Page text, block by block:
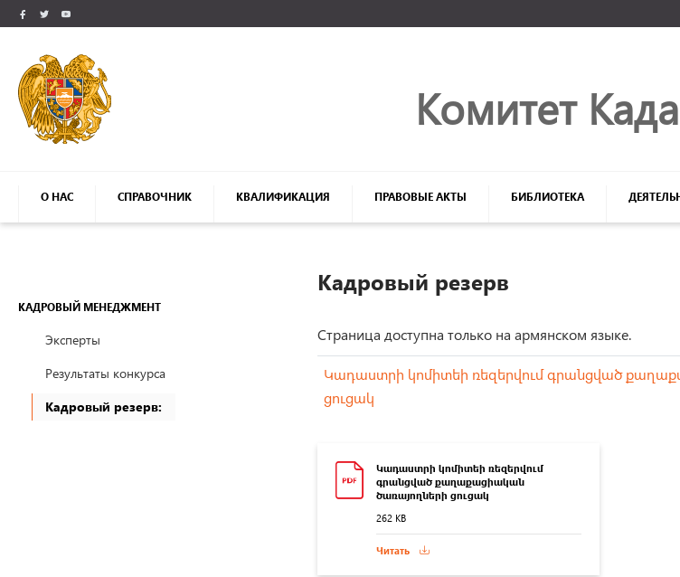
Комитет
О НАС СПРАВОЧНИК КВАЛИФИКАЦИЯ ПРАВОВЫЕ АКТЫ БИБЛИОТЕКА
КАДРОВЫЙ МЕНЕДЖМЕНТ
Эксперты
Результаты конкурса
Кадровый резерв:
Кадровый резерв
Страница доступна только на армянском языке.
Կադաստրի կոմիտեի ռեզերվում գրանցված
ցուցակ
Կադաստրի կոմիտեի ռեզերվում
գրանցված քաղաքացիական
ծառայողների ցուցակ
262 KB
Читать
Մուտք համակարգ